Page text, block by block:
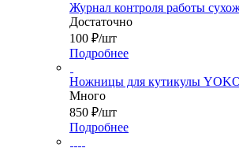
Журнал контроля работы
Достаточно
100 ₽/шт
Подробнее
Ножницы для кутикулы
Много
850 ₽/шт
Подробнее